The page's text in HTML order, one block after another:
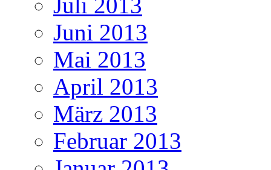
Juni 2013
Mai 2013
April 2013
März 2013
Februar 2013